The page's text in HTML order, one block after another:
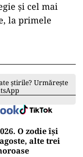
şi cel mai
la primele
știrile? Urmărește
O zodie își
alte trei